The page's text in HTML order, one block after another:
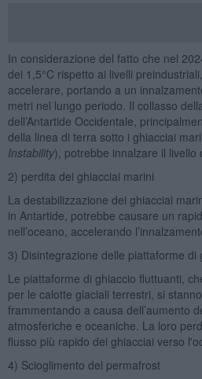
In considerazione del fatto che nel
dei 1,5°C rispetto ai livelli
accelerare, portando a un
metri nel lungo periodo. Il collasso
dell’Antartide Occidentale,
della linea di terra sotto i ghiacciai
Instability), potrebbe innalzare il livello
2) perdita dei ghiacciai marini
La destabilizzazione dei ghiacciai
in Antartide, potrebbe causare un
nell’oceano, accelerando
3) Disintegrazione delle piattaforme di
Le piattaforme di ghiaccio fluttuanti,
per le calotte glaciali terrestri, si
frammentando a causa dell’aumento
atmosferiche e oceaniche. La loro
flusso più rapido dei ghiacciai verso
4) Scioglimento del permafrost